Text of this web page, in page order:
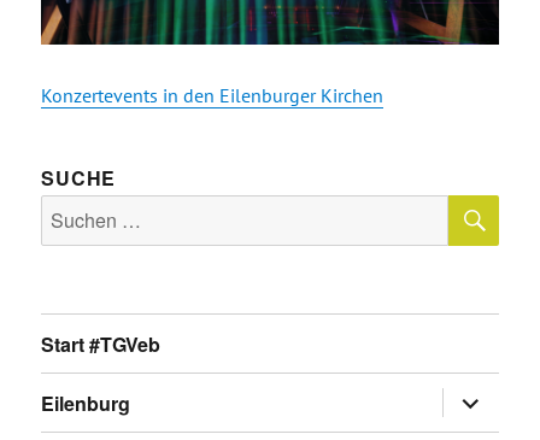
Konzertevents in den Eilenburger Kirchen
SUCHE
Suche
nach:
Start #TGVeb
Eilenburg
anzeigen